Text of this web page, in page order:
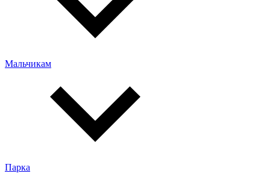
Мальчикам
Парка